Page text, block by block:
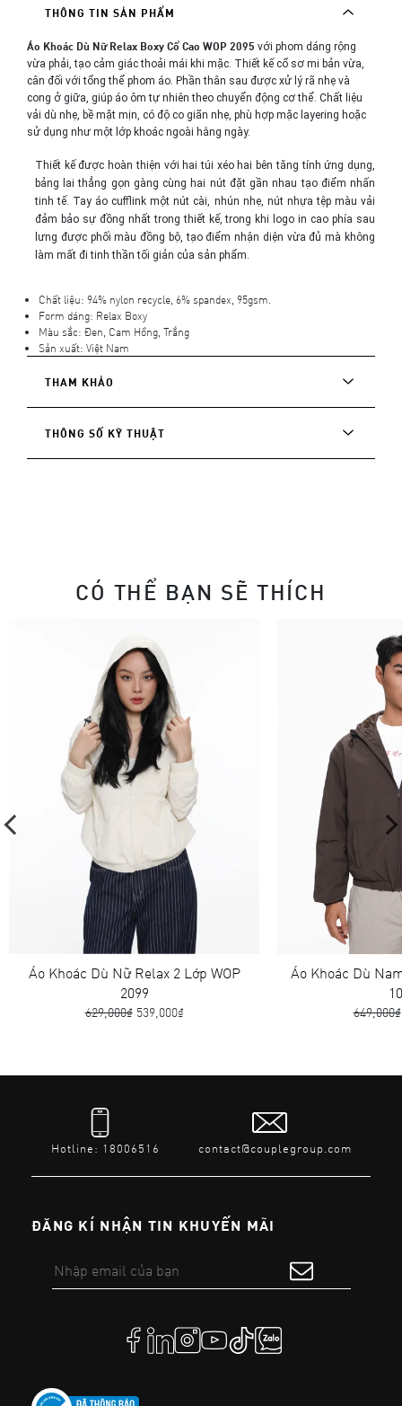
THÔNG TIN SẢN PHẨM
Áo Khoác Dù Nữ Relax Boxy Cổ Cao WOP 2095 với phom dáng rộng
vừa phải, tạo cảm giác thoải mái khi mặc. Thiết kế cổ sơ mi bản vừa,
cân đối với tổng thể phom áo. Phần thân sau được xử lý rã nhẹ và
cong ở giữa, giúp áo ôm tự nhiên theo chuyển động cơ thể. Chất liệu
vải dù nhẹ, bề mặt mịn, có độ co giãn nhẹ, phù hợp mặc layering hoặc
sử dụng như một lớp khoác ngoài hằng ngày.
Thiết kế được hoàn thiện với hai túi xéo hai bên tăng tính ứng dụng,
bảng lai thẳng gọn gàng cùng hai nút đặt gần nhau tạo điểm nhấn
tinh tế. Tay áo cufflink một nút cài, nhún nhẹ, nút nhựa tệp màu vải
đảm bảo sự đồng nhất trong thiết kế, trong khi logo in cao phía sau
lưng được phối màu đồng bộ, tạo điểm nhận diện vừa đủ mà không
làm mất đi tinh thần tối giản của sản phẩm.
Chất liệu: 94% nylon recycle, 6% spandex, 95gsm.
Form dáng: Relax Boxy
Màu sắc: Đen, Cam Hồng, Trắng
Sản xuất: Việt Nam
THAM KHẢO
THÔNG SỐ KỸ THUẬT
CÓ THỂ BẠN SẼ THÍCH
Áo Khoác Dù Nữ Relax 2 Lớp WOP
2099
629,000₫ 539,000₫
Áo Khoác Dù
649,000₫
Hotline: 18006516 contact@couplegroup.com
ĐĂNG KÍ NHẬN TIN KHUYẾN MÃI